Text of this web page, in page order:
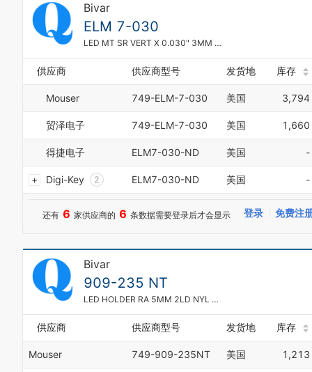
Bivar
ELM 7-030
LED MT SR VERT X 0.030" 3MM 2LD
供应商 供应商型号 发货地 库存
Mouser 749-ELM-7-030 美国 3,794
贸泽电子 749-ELM-7-030 美国 1,660
得捷电子 ELM7-030-ND 美国 -
Digi-Key
0
2
2
5
7
8
9
0
1
ELM7-030-ND 美国 -
还有 6 家供应商的 6 条数据需要登录后才会显示 登录 免费注
Bivar
909-235 NT
LED HOLDER RA 5MM 2LD NYL NAT
供应商 供应商型号 发货地 库存
Mouser 749-909-235NT 美国 1,213